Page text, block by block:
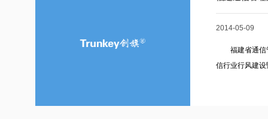
2014-05-09
福建省通信管
信行业行风建